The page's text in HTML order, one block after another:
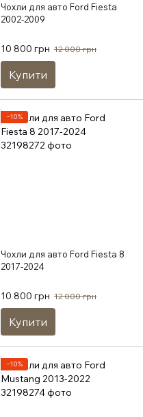
Чохли для авто Ford Fiesta
2002-2009
10 800 грн 12 000 грн
Купити
−10%
Чохли для авто Ford Fiesta 8
2017-2024
10 800 грн 12 000 грн
Купити
−10%